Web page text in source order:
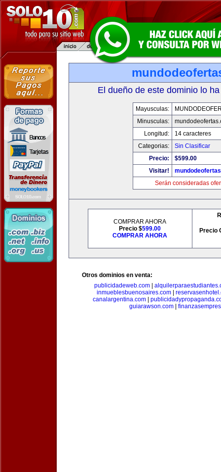
El dueño de este dominio lo
Mayusculas:
Minusculas:
Longitud:
14 caracteres
Categorias:
Sin Clasificar
Precio:
$599.00
Visitar!
Serán consideradas
COMPRAR AHORA
Precio $599.00
COMPRAR AHORA
Precio
Otros dominios en venta:
publicidadeweb.com|
inmueblesbuenosaires.com
canalargentina.com|
guiarawson.com|